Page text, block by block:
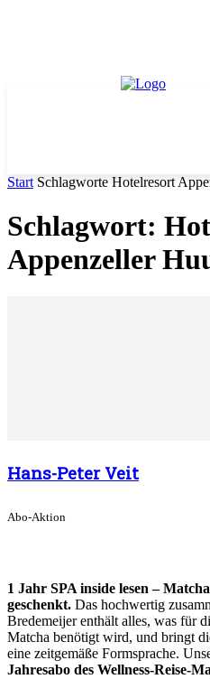
Start Schlagworte Hotelresort
Schlagwort:
Appenzeller
Hans-Peter Veit
Abo-Aktion
1 Jahr SPA inside lesen –
geschenkt. Das hochwertig
Bredemeijer enthält alles, was für
Matcha benötigt wird, und bringt
eine zeitgemäße Formsprache.
Jahresabo des Wellness-Reise-